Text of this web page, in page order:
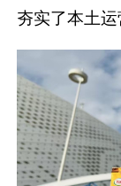
夯实了本土运